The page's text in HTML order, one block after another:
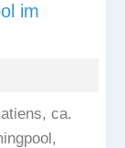
im
ca.